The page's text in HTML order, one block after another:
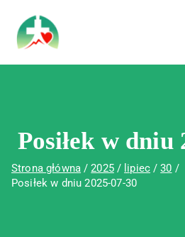
Wojewódzki
Św. Rafała w
Posiłek w dniu
Strona główna 2025 lipiec
30
Posiłek w dniu 2025-07-30